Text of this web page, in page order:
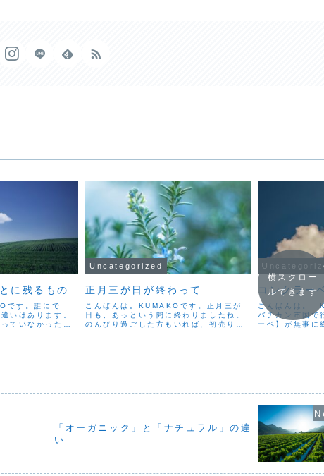
に残るもの
です。誰にで
いはあります。
ていなかった
Uncategorized
正月三が日が終わって
こんばんは。KUMAKOです。正月三が
日も、あっという間に終わりましたね。
のんびり過ごした方もいれば、初売りを
コンクラー
こんばんは。
バチカン市国で
ーベ】が無事に
横スクロー
ルできます
「オーガニック」と「ナチュラル」の違
い